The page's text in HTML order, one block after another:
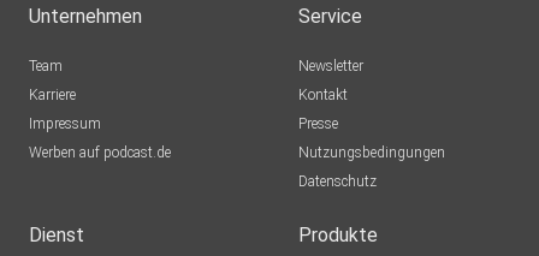
Unternehmen
Team
Karriere
Impressum
Werben auf podcast.de
Service
Newsletter
Kontakt
Presse
Nutzungsbedingungen
Datenschutz
Dienst Produkte